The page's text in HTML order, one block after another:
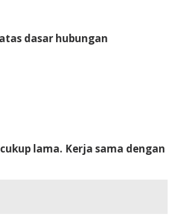
dasar hubungan
lama. Kerja sama dengan